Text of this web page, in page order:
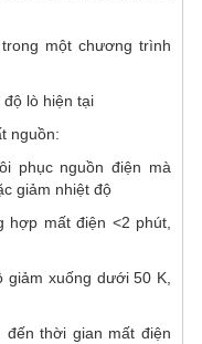
một chương trình
lò hiện tại
nguồn:
phục nguồn điện mà
giảm nhiệt độ
mất điện <2 phút,
xuống dưới 50 K,
thời gian mất điện